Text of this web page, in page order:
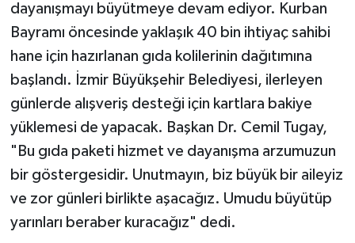
dayanışmayı büyütmeye devam ediyor. Kurban
Bayramı öncesinde yaklaşık 40 bin ihtiyaç sahibi
hane için hazırlanan gıda kolilerinin dağıtımına
başlandı. İzmir Büyükşehir Belediyesi, ilerleyen
günlerde alışveriş desteği için kartlara bakiye
yüklemesi de yapacak. Başkan Dr. Cemil Tugay,
"Bu gıda paketi hizmet ve dayanışma arzumuzun
bir göstergesidir. Unutmayın, biz büyük bir aileyiz
ve zor günleri birlikte aşacağız. Umudu büyütüp
yarınları beraber kuracağız" dedi.